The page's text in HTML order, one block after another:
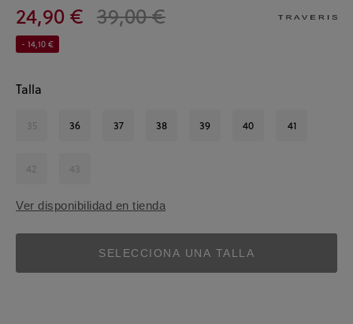
24,90 € 39,00 €
- 14,10 €
Talla
35 36 37 38 39 40 41
42 43
Ver disponibilidad en tienda
SELECCIONA UNA TALLA